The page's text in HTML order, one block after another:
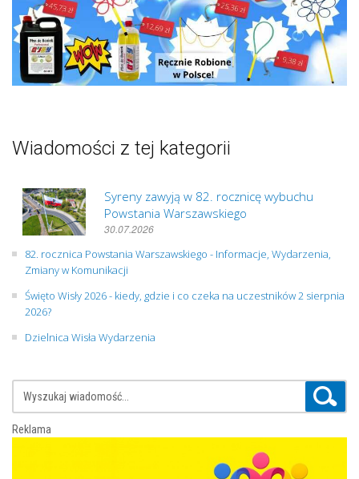
Wiadomości z tej kategorii
Syreny zawyją w 82. rocznicę wybuchu
Powstania Warszawskiego
30.07.2026
82. rocznica Powstania Warszawskiego - Informacje, Wydarzenia,
Zmiany w Komunikacji
Święto Wisły 2026 - kiedy, gdzie i co czeka na uczestników 2 sierpnia
2026?
Dzielnica Wisła Wydarzenia
Reklama